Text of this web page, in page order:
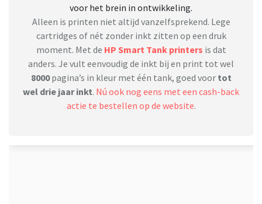
voor het brein in ontwikkeling.
Alleen is printen niet altijd vanzelfsprekend. Lege
cartridges of nét zonder inkt zitten op een druk
moment. Met de HP Smart Tank printers is dat
anders. Je vult eenvoudig de inkt bij en print tot wel
8000pagina’s in kleur met één tank, goed voor tot
wel drie jaar inkt. Nú ook nog eens met een cash-back
actie te bestellen op de website.